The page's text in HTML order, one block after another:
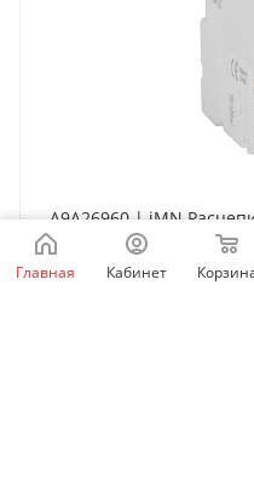
A9A26960 | iMN
напряжения 220...240В
Нет в наличии
Главная Кабинет